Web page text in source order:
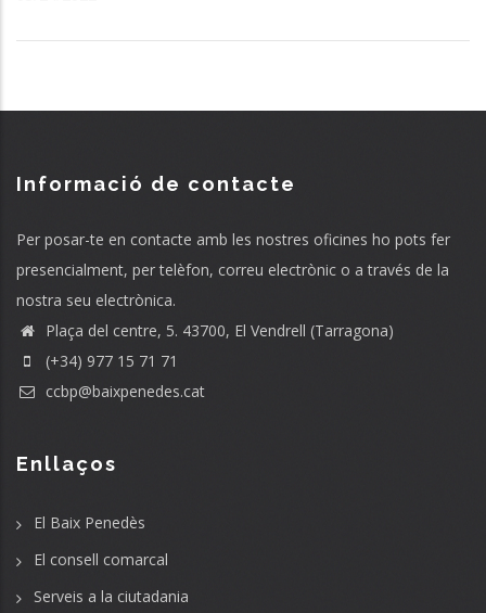
Informació de contacte
Per posar-te en contacte amb les nostres oficines ho pots fer
presencialment, per telèfon, correu electrònic o a través de la
nostra seu electrònica.
Plaça del centre, 5. 43700, El Vendrell (Tarragona)
(+34) 977 15 71 71
ccbp@baixpenedes.cat
Enllaços
El Baix Penedès
El consell comarcal
Serveis a la ciutadania